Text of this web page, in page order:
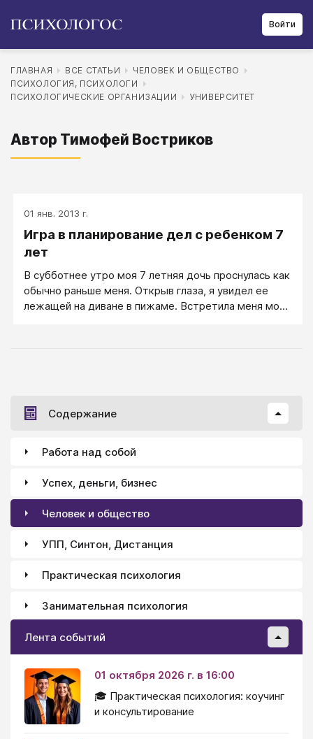
Войти
ГЛАВНАЯ ВСЕ СТАТЬИ
ЧЕЛОВЕК И ОБЩЕСТВО
ПСИХОЛОГИЯ, ПСИХОЛОГИ
ПСИХОЛОГИЧЕСКИЕ ОРГАНИЗАЦИИ
УНИВЕРСИТЕТ
Автор Тимофей Востриков
01 янв. 2013 г.
Игра в планирование дел с ребенком 7
лет
В субботнее утро моя 7 летняя дочь проснулась как
обычно раньше меня. Открыв глаза, я увидел ее
лежащей на диване в пижаме. Встретила меня моя
Содержание
Работа над собой
Успех, деньги, бизнес
Человек и общество
УПП, Синтон, Дистанция
Практическая психология
Занимательная психология
Лента событий
01 октября 2026 г. в 16:00
🎓 Практическая психология: коучинг
и консультирование